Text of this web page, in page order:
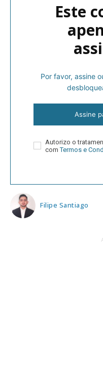
Este
Por favor, assine
Assine
Autorizo o
comTermos e
Filipe Santiago